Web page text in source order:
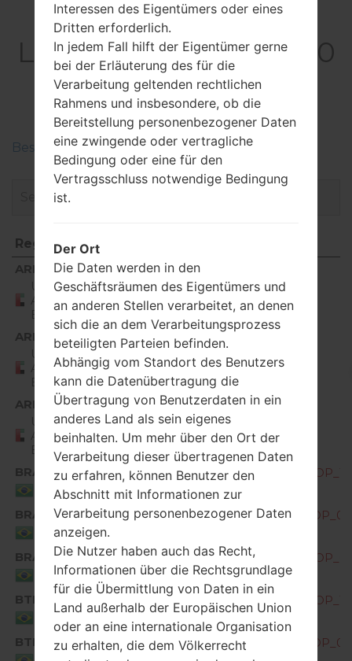
Firmware
LGG850EMW(LMG850
EMW) akaLG G8X
ThinQ
Beschreiben Sie die Regionen der LG-Firmwaren
Region
Region
Dateiname
ARE
United
Arab
Emirates
G850EMW10b_00_0416.kdz
ARE
United
Arab
Emirates
G850EMW20b_00_0813.kdz
ARE
United
Arab
Emirates
G850EMW20c_00_0320.kdz
BRA
Brazil
BRA
Brazil
BRA
Brazil
BTM
Brazil
BTM
Interessen des Eigentümers oder eines
Dritten erforderlich.
In jedem Fall hilft der Eigentümer gerne
bei der Erläuterung des für die
Verarbeitung geltenden rechtlichen
Rahmens und insbesondere, ob die
Bereitstellung personenbezogener Daten
eine zwingende oder vertragliche
Bedingung oder eine für den
Vertragsschluss notwendige Bedingung
ist.
Der Ort
Die Daten werden in den
Geschäftsräumen des Eigentümers und
an anderen Stellen verarbeitet, an denen
sich die an dem Verarbeitungsprozess
beteiligten Parteien befinden.
Abhängig vom Standort des Benutzers
kann die Datenübertragung die
Übertragung von Benutzerdaten in ein
anderes Land als sein eigenes
beinhalten. Um mehr über den Ort der
Verarbeitung dieser übertragenen Daten
zu erfahren, können Benutzer den
Abschnitt mit Informationen zur
Verarbeitung personenbezogener Daten
anzeigen.
Die Nutzer haben auch das Recht,
Informationen über die Rechtsgrundlage
für die Übermittlung von Daten in ein
Land außerhalb der Europäischen Union
oder an eine internationale Organisation
zu erhalten, die dem Völkerrecht